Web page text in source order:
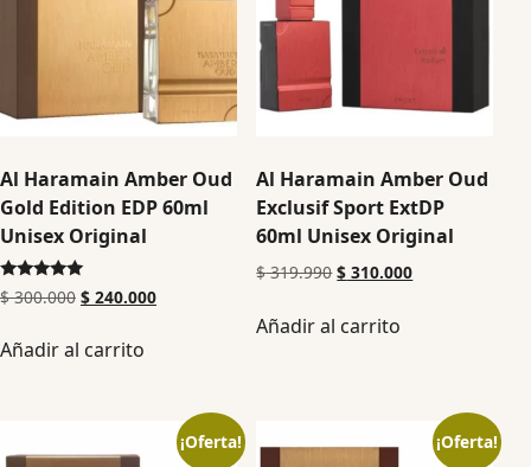
Al Haramain Amber Oud
Gold Edition EDP 60ml
Unisex Original
Valorado en
5.00
$300.000 $ 240.000
Añadir al carrito
Al Haramain Amber Oud
Exclusif Sport ExtDP
60ml Unisex Original
$319.990 $ 310.000
Añadir al carrito
¡Oferta! ¡Oferta!